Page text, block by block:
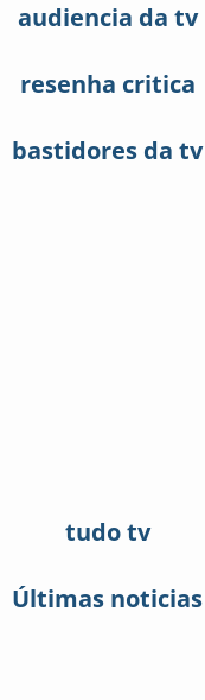
audiencia da tv
resenha critica
bastidores da tv
tudo tv
Últimas noticias